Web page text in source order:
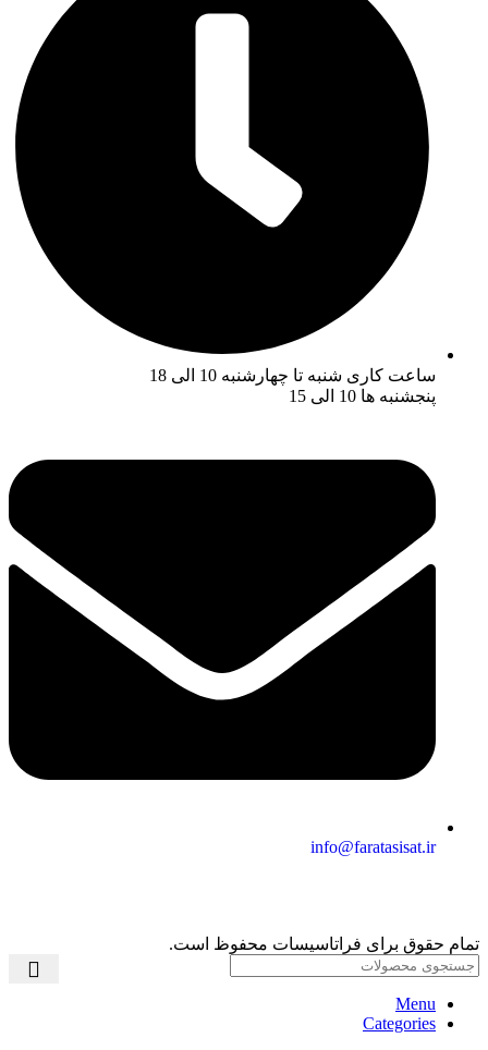
ساعت کاری شنبه تا چهارشنبه 10 الی 18
پنجشنبه ها 10 الی 15
info@faratasisat.ir
تمام حقوق برای فراتاسیسات محفوظ است.
Menu
Categories